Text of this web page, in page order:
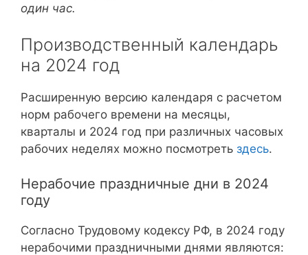
один час.
Производственный календарь
на 2024 год
Расширенную версию календаря с расчетом
норм рабочего времени на месяцы,
кварталы и 2024 год при различных часовых
рабочих неделях можно посмотреть здесь.
Нерабочие праздничные дни в 2024
году
Согласно Трудовому кодексу РФ, в 2024 году
нерабочими праздничными днями являются: